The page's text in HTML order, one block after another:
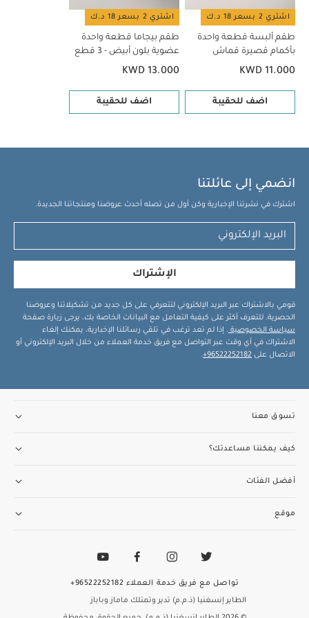
اشتري 2 بسعر 18 د.ك
طقم ألبسة قطعة واحدة
بأكمام قصيرة قماش
عضوي بلون أبيض - 5 قطع
KWD 11.000
اضف للحقيبة
اشتري 2 بسعر 18 د.ك
طقم بيجاما قطعة واحدة
عضوية بلون أبيض - 3 قطع
KWD 13.000
اضف للحقيبة
انضمي إلى عائلتنا
اشترك في نشرتنا الإخبارية وكن أول من تصله أحدث عروضنا ومنتجاتنا الجديدة.
الإشتراك
قومي بالاشتراك عبر البريد الإلكتروني لتتعرفي على كل جديد من تشكيلاتنا وعروضنا
الحصرية. للتعرف أكثر على كيفية التعامل مع البيانات الخاصة بك، يرجى زيارة صفحة
سياسة الخصوصية . إذا لم تعد ترغب في تلقي رسائلنا الإخبارية، يمكنك إلغاء
الاشتراك في أي وقت عبر التواصل مع فريق خدمة العملاء من خلال البريد الإلكتروني أو
الاتصال على 96522252182+
.
تسوق معنا
كيف يمكننا مساعدتك؟
أفضل الفئات
موقع
الطاير إنسغنيا (ذ.م.م) تدير وتمتلك ماماز وباباز
تواصل مع فريق خدمة العملاء 96522252182+